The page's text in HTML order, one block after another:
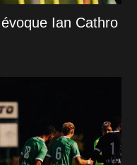
Ian Cathro